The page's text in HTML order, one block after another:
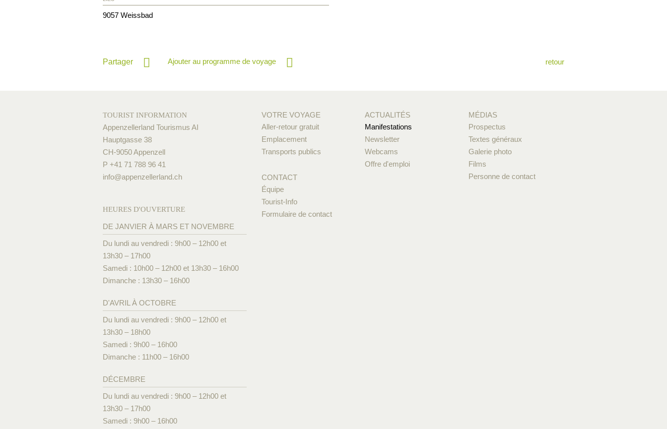
9057 Weissbad
Partager Ajouter au programme de voyage retour
TOURIST INFORMATION
Appenzellerland Tourismus AI
Hauptgasse 38
CH-9050 Appenzell
P +41 71 788 96 41
info@appenzellerland.ch
HEURES D'OUVERTURE
DE JANVIER À MARS ET NOVEMBRE
Du lundi au vendredi : 9h00 – 12h00 et
13h30 – 17h00
Samedi : 10h00 – 12h00 et 13h30 – 16h00
Dimanche : 13h30 – 16h00
D'AVRIL À OCTOBRE
Du lundi au vendredi : 9h00 – 12h00 et
13h30 – 18h00
Samedi : 9h00 – 16h00
Dimanche : 11h00 – 16h00
DÉCEMBRE
Du lundi au vendredi : 9h00 – 12h00 et
13h30 – 17h00
Samedi : 9h00 – 16h00
VOTRE VOYAGE
Aller-retour gratuit
Emplacement
Transports publics
CONTACT
Équipe
Tourist-Info
Formulaire de contact
ACTUALITÉS
Manifestations
Newsletter
Webcams
Offre d'emploi
MÉDIAS
Prospectus
Textes généraux
Galerie photo
Films
Personne de contact